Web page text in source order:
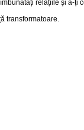
relațiile și a-ți
transformatoare.